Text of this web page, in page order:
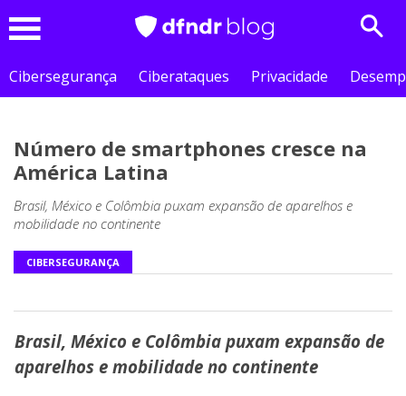
Cibersegurança
Ciberataques Privacidade
Número de smartphones cresce na
América Latina
Brasil, México e Colômbia puxam expansão de aparelhos e
mobilidade no continente
CIBERSEGURANÇA
Brasil, México e Colômbia puxam expansão de
aparelhos e mobilidade no continente